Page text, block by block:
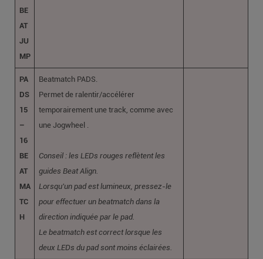
BE
AT
JU
MP
PA
DS
15
–
16
BE
AT
MA
TC
H
Beatmatch PADS.
Permet de ralentir/accélérer
temporairement une track, comme avec
une Jogwheel .
Conseil : les LEDs rouges reflètent les
guides Beat Align.
Lorsqu’un pad est lumineux, pressez-le
pour effectuer un beatmatch dans la
direction indiquée par le pad.
Le beatmatch est correct lorsque les
deux LEDs du pad sont moins éclairées.